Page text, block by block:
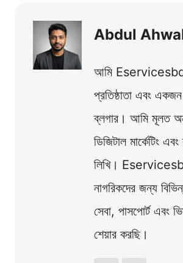
Abdul
আমি
প্রতিষ্ঠাতা এবং একজন
ব্লগার। আমি মূলত
ডিজিটাল মার্কেটিং
লিখি।
নাগরিকদের জন্য
সেবা, পাসপোর্ট এবং
শেয়ার করছি।